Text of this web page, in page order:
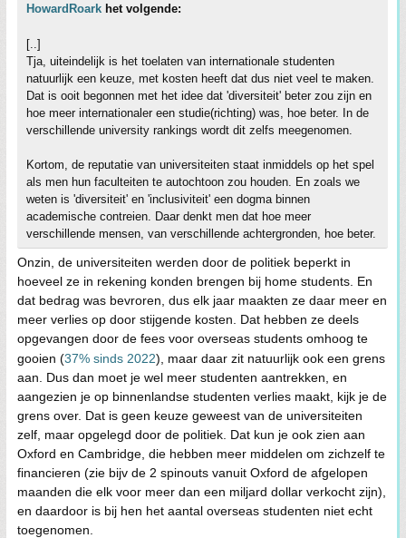
HowardRoark het volgende:
[..]
Tja, uiteindelijk is het toelaten van internationale studenten
natuurlijk een keuze, met kosten heeft dat dus niet veel te maken.
Dat is ooit begonnen met het idee dat 'diversiteit' beter zou zijn en
hoe meer internationaler een studie(richting) was, hoe beter. In de
verschillende university rankings wordt dit zelfs meegenomen.
Kortom, de reputatie van universiteiten staat inmiddels op het spel
als men hun faculteiten te autochtoon zou houden. En zoals we
weten is 'diversiteit' en 'inclusiviteit' een dogma binnen
academische contreien. Daar denkt men dat hoe meer
verschillende mensen, van verschillende achtergronden, hoe beter.
Onzin, de universiteiten werden door de politiek beperkt in
hoeveel ze in rekening konden brengen bij home students. En
dat bedrag was bevroren, dus elk jaar maakten ze daar meer en
meer verlies op door stijgende kosten. Dat hebben ze deels
opgevangen door de fees voor overseas students omhoog te
gooien (37% sinds 2022), maar daar zit natuurlijk ook een grens
aan. Dus dan moet je wel meer studenten aantrekken, en
aangezien je op binnenlandse studenten verlies maakt, kijk je de
grens over. Dat is geen keuze geweest van de universiteiten
zelf, maar opgelegd door de politiek. Dat kun je ook zien aan
Oxford en Cambridge, die hebben meer middelen om zichzelf te
financieren (zie bijv de 2 spinouts vanuit Oxford de afgelopen
maanden die elk voor meer dan een miljard dollar verkocht zijn),
en daardoor is bij hen het aantal overseas studenten niet echt
toegenomen.